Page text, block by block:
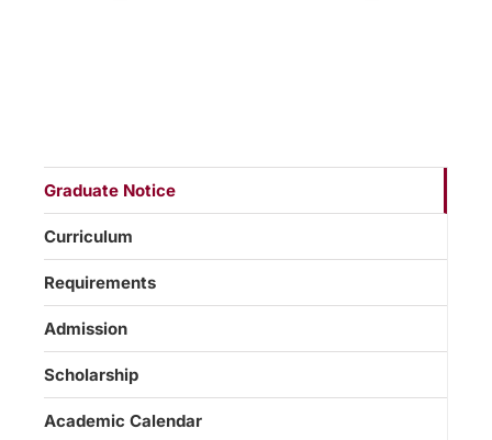
Graduate Notice
Curriculum
Requirements
Admission
Scholarship
Academic Calendar